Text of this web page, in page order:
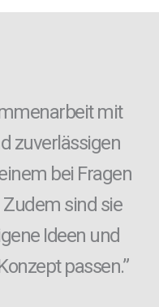
mit
zuverlässigen
bei Fragen
sind sie
Ideen und
passen.”